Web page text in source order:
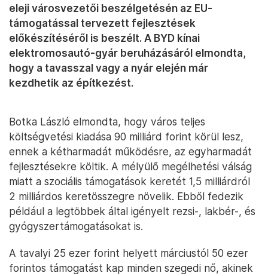
eleji városvezetői beszélgetésén az EU-
támogatással tervezett fejlesztések
előkészítéséről is beszélt. A BYD kínai
elektromosautó-gyár beruházásáról elmondta,
hogy a tavasszal vagy a nyár elején már
kezdhetik az építkezést.
Botka László elmondta, hogy város teljes
költségvetési kiadása 90 milliárd forint körül lesz,
ennek a kétharmadát működésre, az egyharmadát
fejlesztésekre költik. A mélyülő megélhetési válság
miatt a szociális támogatások keretét 1,5 milliárdról
2 milliárdos keretösszegre növelik. Ebből fedezik
például a legtöbbek által igényelt rezsi-, lakbér-, és
gyógyszertámogatásokat is.
A tavalyi 25 ezer forint helyett márciustól 50 ezer
forintos támogatást kap minden szegedi nő, akinek